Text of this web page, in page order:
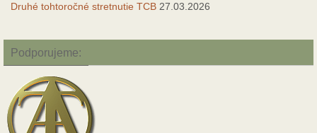
Druhé tohtoročné stretnutie TCB 27.03.2026
Podporujeme: